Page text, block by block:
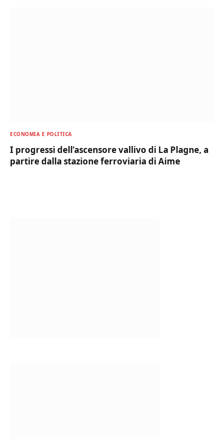
ECONOMIA E POLITICA
I progressi dell’ascensore vallivo di La Plagne, a
partire dalla stazione ferroviaria di Aime